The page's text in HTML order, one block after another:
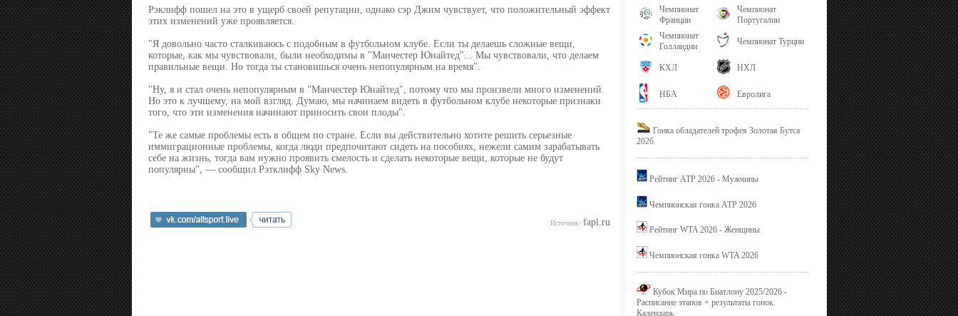
Рэклифф пошел на это в ущерб своей репутации, однако сэр Джим чувствует, что положительный эффект
этих изменений уже проявляется.
"Я довольно часто сталкиваюсь с подобным в футбольном клубе. Если ты делаешь сложные вещи,
которые, как мы чувствовали, были необходимы в "Манчестер Юнайтед"... Мы чувствовали, что делаем
правильные вещи. Но тогда ты становишься очень непопулярным на время".
"Ну, я и стал очень непопулярным в "Манчестер Юнайтед", потому что мы произвели много изменений.
Но это к лучшему, на мой взгляд. Думаю, мы начинаем видеть в футбольном клубе некоторые признаки
того, что эти изменения начинают приносить свои плоды".
"Те же самые проблемы есть в общем по стране. Если вы действительно хотите решить серьезные
иммиграционные проблемы, когда люди предпочитают сидеть на пособиях, нежели самим зарабатывать
себе на жизнь, тогда вам нужно проявить смелость и сделать некоторые вещи, которые не будут
популярны", — сообщил Рэтклифф Sky News.
Источник: fapl.ru
Чемпионат
Франции
Чемпионат
Португалии
Чемпионат
Голландии
Чемпионат Турции
КХЛ НХЛ
НБА Евролига
Гонка обладателей трофея Золотая Бутса
2026
Рейтинг ATP 2026 - Мужчины
Чемпионская гонка ATP 2026
Рейтинг WTA 2026 - Женщины
Чемпионская гонка WTA 2026
Кубок Мира по Биатлону 2025/2026 -
Расписание этапов + результаты гонок.
Календарь